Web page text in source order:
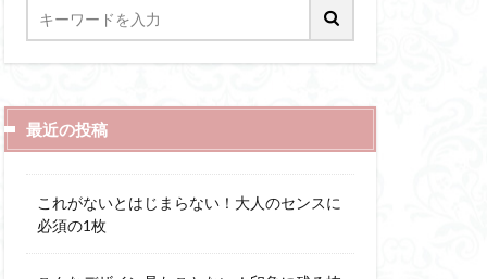
最近の投稿
これがないとはじまらない！大人のセンスに
必須の1枚